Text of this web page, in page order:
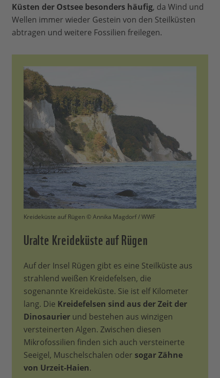
Küsten der Ostsee besonders häufig, da Wind und
Wellen immer wieder Gestein von den Steilküsten
abtragen und weitere Fossilien freilegen.
Kreideküste auf Rügen © Annika Magdorf / WWF
Uralte Kreideküste auf Rügen
Auf der Insel Rügen gibt es eine Steilküste aus
strahlend weißen Kreidefelsen, die
sogenannte Kreideküste. Sie ist elf Kilometer
lang. Die Kreidefelsen sind aus der Zeit der
Dinosaurier und bestehen aus winzigen
versteinerten Algen. Zwischen diesen
Mikrofossilien finden sich auch versteinerte
Seeigel, Muschelschalen oder sogar Zähne
von Urzeit-Haien.